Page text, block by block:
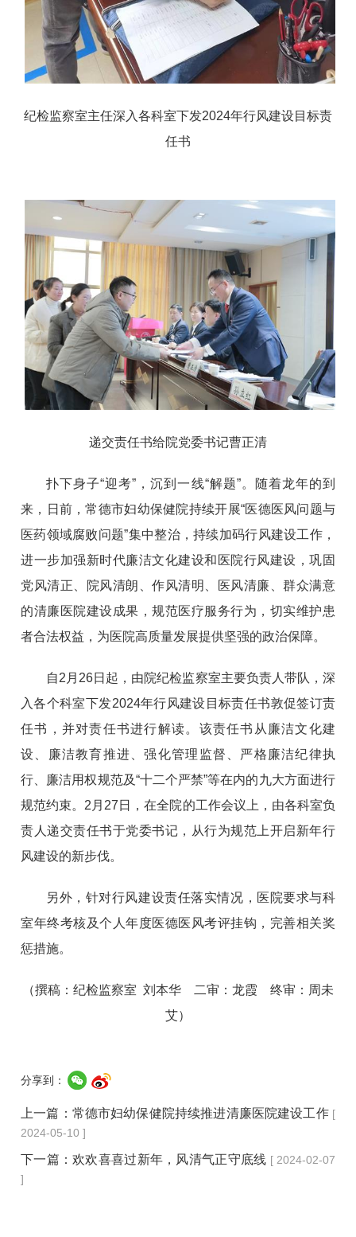
纪检监察室主任深入各科室下发2024年行风建设目标责
任书
递交责任书给院党委书记曹正清
扑下身子“迎考”，沉到一线“解题”。随着龙年的到
来，日前，常德市妇幼保健院持续开展“医德医风问题与
医药领域腐败问题”集中整治，持续加码行风建设工作，
进一步加强新时代廉洁文化建设和医院行风建设，巩固
党风清正、院风清朗、作风清明、医风清廉、群众满意
的清廉医院建设成果，规范医疗服务行为，切实维护患
者合法权益，为医院高质量发展提供坚强的政治保障。
自2月26日起，由院纪检监察室主要负责人带队，深
入各个科室下发2024年行风建设目标责任书敦促签订责
任书，并对责任书进行解读。该责任书从廉洁文化建
设、廉洁教育推进、强化管理监督、严格廉洁纪律执
行、廉洁用权规范及“十二个严禁”等在内的九大方面进行
规范约束。2月27日，在全院的工作会议上，由各科室负
责人递交责任书于党委书记，从行为规范上开启新年行
风建设的新步伐。
另外，针对行风建设责任落实情况，医院要求与科
室年终考核及个人年度医德医风考评挂钩，完善相关奖
惩措施。
（撰稿：纪检监察室 刘本华 二审：龙霞 终审：周未
艾）
分享到：
上一篇： 常德市妇幼保健院持续推进清廉医院建设工作 [
2024-05-10 ]
下一篇：欢欢喜喜过新年，风清气正守底线 [ 2024-02-07
]